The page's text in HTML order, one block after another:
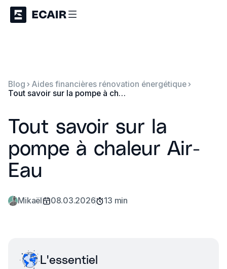
Blog
Aides financières rénovation énergétique
Tout savoir sur la pompe à chaleur Air-Eau
Tout savoir sur la
pompe à chaleur Air-
Eau
Mikaël 08.03.2026 13 min
L'essentiel